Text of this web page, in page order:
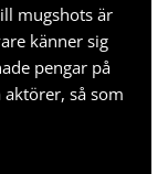
mugshots är
känner sig
pengar på
så som